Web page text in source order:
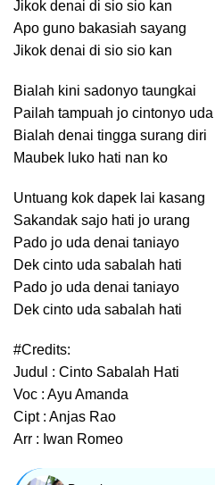
Jikok denai di sio sio kan
Apo guno bakasiah sayang
Jikok denai di sio sio kan
Bialah kini sadonyo taungkai
Pailah tampuah jo cintonyo uda
Bialah denai tingga surang diri
Maubek luko hati nan ko
Untuang kok dapek lai kasang
Sakandak sajo hati jo urang
Pado jo uda denai taniayo
Dek cinto uda sabalah hati
Pado jo uda denai taniayo
Dek cinto uda sabalah hati
#Credits:
Judul : Cinto Sabalah Hati
Voc : Ayu Amanda
Cipt : Anjas Rao
Arr : Iwan Romeo